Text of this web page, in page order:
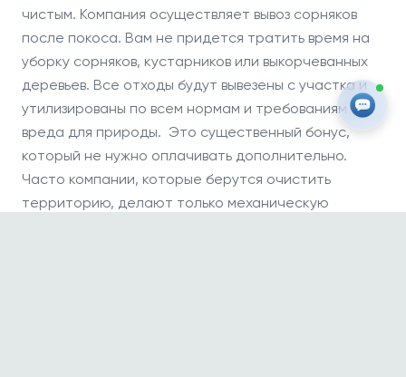
чистым. Компания осуществляет вывоз сорняков
после покоса. Вам не придется тратить время на
уборку сорняков, кустарников или выкорчеванных
деревьев. Все отходы будут вывезены с участка и
утилизированы по всем нормам и требованиям без
вреда для природы. Это существенный бонус,
который не нужно оплачивать дополнительно.
Часто компании, которые берутся очистить
территорию, делают только механическую